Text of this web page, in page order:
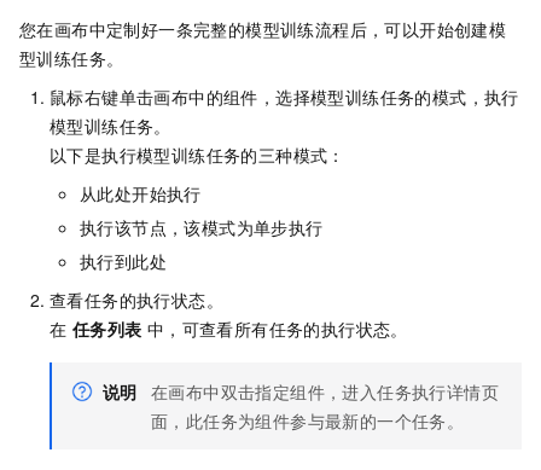
您在画布中定制好一条完整的模型训练流程后，可以开始创建模
型训练任务。
鼠标右键单击画布中的组件，选择模型训练任务的模式，执行
模型训练任务。
以下是执行模型训练任务的三种模式：
从此处开始执行
执行该节点，该模式为单步执行
执行到此处
查看任务的执行状态。
在 任务列表 中，可查看所有任务的执行状态。
说明 在画布中双击指定组件，进入任务执行详情页
面，此任务为组件参与最新的一个任务。